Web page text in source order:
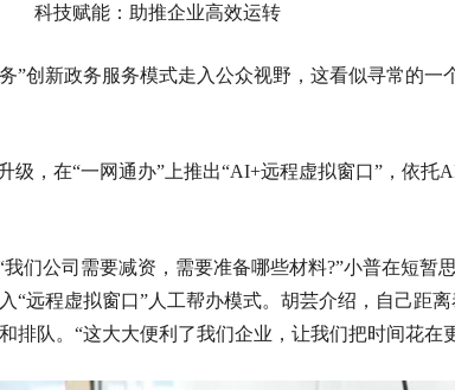
科技赋能：助推企业高效运转
”创新政务服务模式走入公众视野，这看似寻常的一
级，在“一网通办”上推出“AI+远程虚拟窗口”，依
们公司需要减资，需要准备哪些材料?”小普在短暂
远程虚拟窗口”人工帮办模式。胡芸介绍，自己距
队。“这大大便利了我们企业，让我们把时间花在